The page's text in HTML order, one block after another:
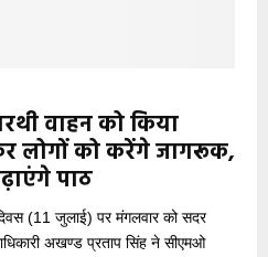
वाहन को किया
लोगों को करेंगे जागरूक,
पाठ
(11 जुलाई) पर मंगलवार को सदर
अखण्ड प्रताप सिंह ने सीएमओ